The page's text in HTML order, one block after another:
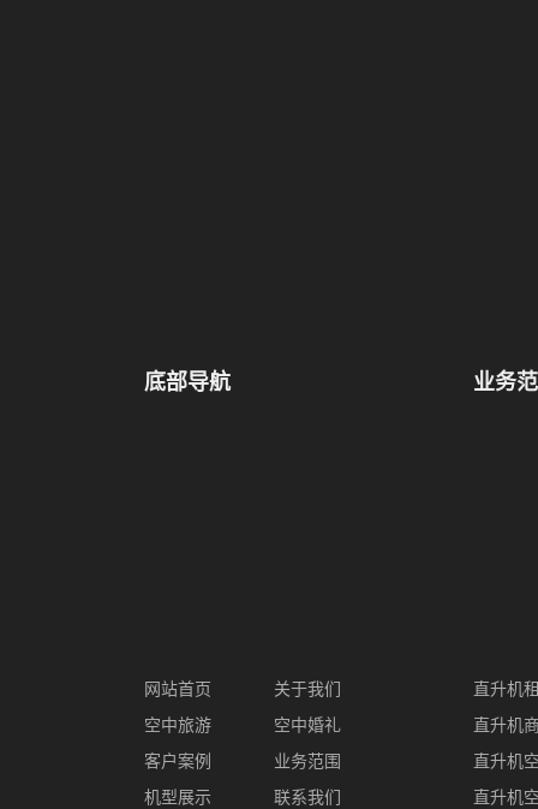
底部导航
网站首页
关于我们
空中旅游
空中婚礼
客户案例
业务范围
机型展示
联系我们
业务
直升机
直升机
直升机
直升机